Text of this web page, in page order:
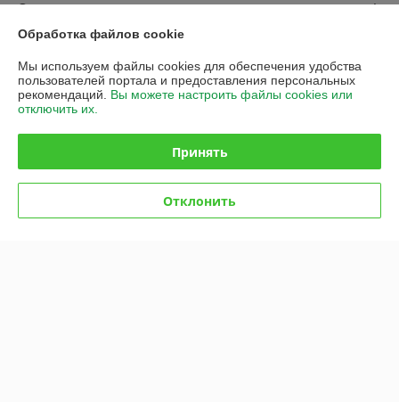
О нас
Доставка и оплата
График работы
Политика обработки cookies
Обработка файлов cookie
Мы используем файлы cookies для обеспечения удобства
пользователей портала и предоставления персональных
рекомендаций. Вы можете настроить файлы cookies или
отключить их.
Принять
Отклонить